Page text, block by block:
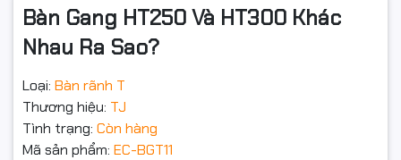
Bàn Gang HT250 Và HT300 Khác
Nhau Ra Sao?
Loại: Bàn rãnh T
Thương hiệu: TJ
Tình trạng: Còn hàng
Mã sản phẩm: EC-BGT11